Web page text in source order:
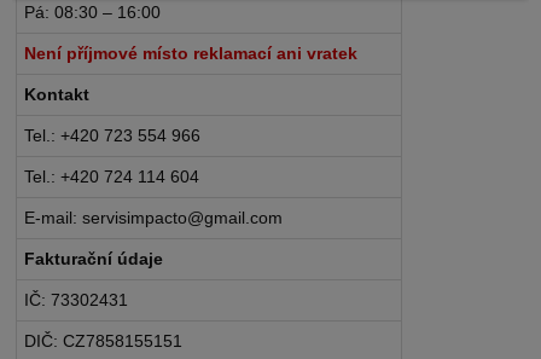
Pá: 08:30 – 16:00
Není příjmové místo reklamací ani vratek
Kontakt
Tel.: +420 723 554 966
Tel.: +420 724 114 604
E-mail: servisimpacto@gmail.com
Fakturační údaje
IČ: 73302431
DIČ: CZ7858155151